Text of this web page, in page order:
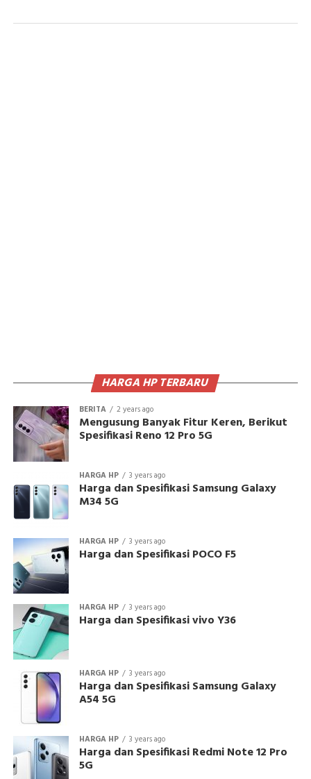
HARGA HP TERBARU
BERITA 2 years ago
Mengusung Banyak Fitur Keren, Berikut
Spesifikasi Reno 12 Pro 5G
HARGA HP 3 years ago
Harga dan Spesifikasi Samsung Galaxy
M34 5G
HARGA HP 3 years ago
Harga dan Spesifikasi POCO F5
HARGA HP 3 years ago
Harga dan Spesifikasi vivo Y36
HARGA HP 3 years ago
Harga dan Spesifikasi Samsung Galaxy
A54 5G
HARGA HP 3 years ago
Harga dan Spesifikasi Redmi Note 12 Pro
5G